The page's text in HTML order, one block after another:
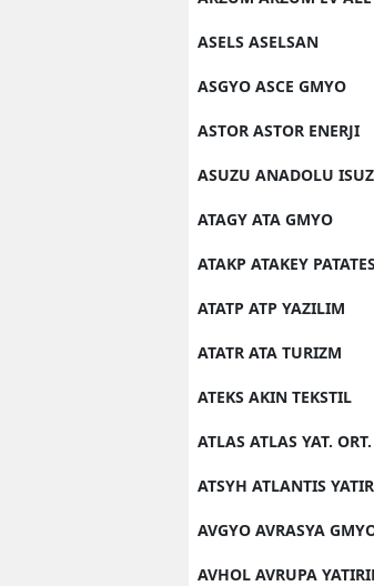
ASELS ASELSAN
ASGYO ASCE GMYO
ASTOR ASTOR ENERJI
ASUZU ANADOLU
ATAGY ATA GMYO
ATAKP ATAKEY PATATES
ATATP ATP YAZILIM
ATATR ATA TURIZM
ATEKS AKIN TEKSTIL
ATLAS ATLAS YAT. ORT.
ATSYH ATLANTIS
AVGYO AVRASYA
AVHOL AVRUPA